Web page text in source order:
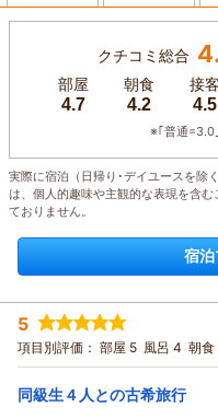
クチコミ総合
部屋
4.7
朝食
4.2
接客
4.5
※｢普通=3.0
実際に宿泊（日帰り･デイユースを除
は、個人的趣味や主観的な表現を含む
ておりません。
宿泊
5
項目別評価： 部屋 5 風呂 4 朝食
同級生４人との古希旅行